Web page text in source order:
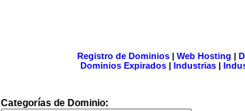
Registro de Dominios| Web Hosting |
Dominios Expirados | Industrias |
Categorías de Dominio: